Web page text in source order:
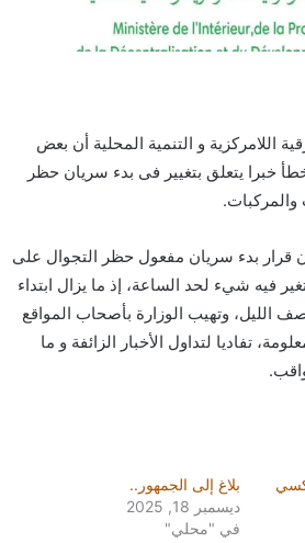
اللامركزية و التنمية المحلية أن بعض
خطأ خبرا يتعلق بتغيير فى بدء سريان حظر
والمركبات.
أن قرار بدء سريان مفعول حظر التجوال على
فيه شيء لحد الساعة، إذ ما يزال ابتداء
الليل، وتهيب الوزارة بأصحاب المواقع
تفاديا لتداول الأخبار الزائفة و ما
بلاغ إلى الجمهور..
ديسمبر 18, 2025
في "محلي"